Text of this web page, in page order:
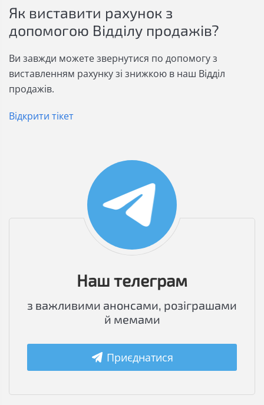
Як виставити рахунок з
допомогою Відділу продажів?
Ви завжди можете звернутися по допомогу з
виставленням рахунку зі знижкою в наш Відділ
продажів.
Відкрити тікет
Наш телеграм
з важливими анонсами, розіграшами
й мемами
Приєднатися